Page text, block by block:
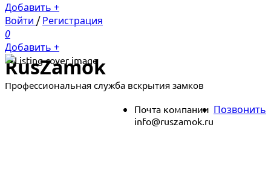
Добавить +
Войти / Регистрация
0
Добавить +
RusZamok
Профессиональная служба вскрытия замков
Почта компании
info@ruszamok.ru
Позвонить